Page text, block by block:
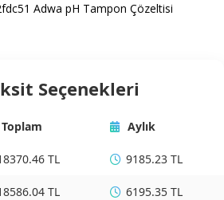
Adwa pH Tampon Çözeltisi
Seçenekleri
Toplam Aylık
TL 9185.23 TL
TL 6195.35 TL